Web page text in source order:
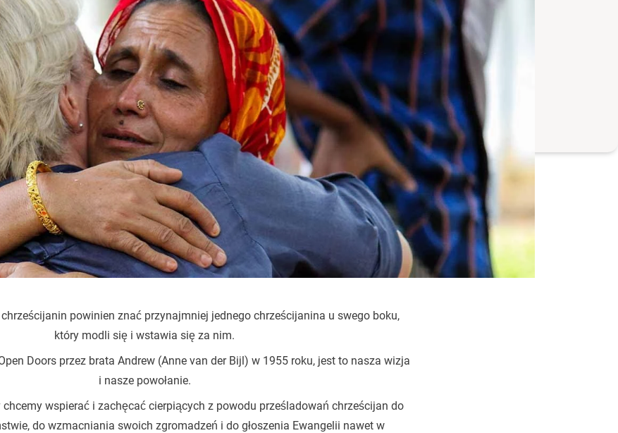
powinien znać przynajmniej jednego chrześcijanina u swego boku,
który modli się i wstawia się za nim.
Doors przez brata Andrew (Anne van der Bijl) w 1955 roku, jest to nasza wizja
i nasze powołanie.
chcemy wspierać i zachęcać cierpiących z powodu prześladowań chrześcijan do
do wzmacniania swoich zgromadzeń i do głoszenia Ewangelii nawet w